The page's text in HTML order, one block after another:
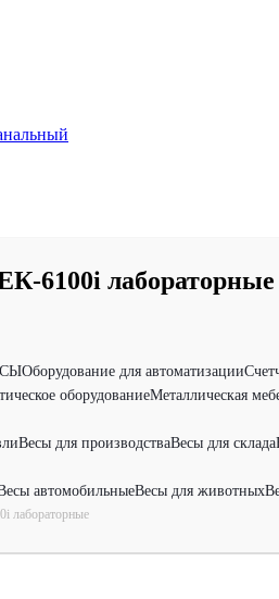
6100i лабораторные
Оборудование для автоматизации
оборудованиеМеталлическая
Весы для производстваВесы для склада
автомобильныеВесы для животных
лабораторные